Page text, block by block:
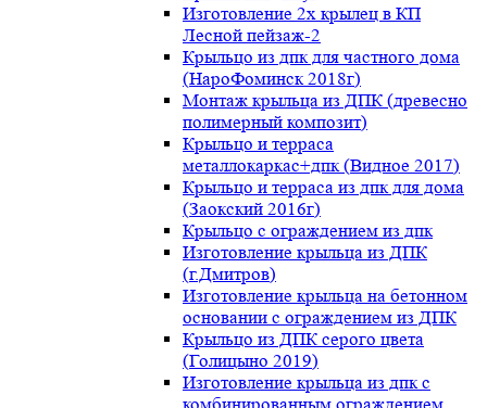
Изготовление 2х крылец в КП
Лесной пейзаж-2
Крыльцо из дпк для частного дома
(НароФоминск 2018г)
Монтаж крыльца из ДПК (древесно
полимерный композит)
Крыльцо и терраса
металлокаркас+дпк (Видное 2017)
Крыльцо и терраса из дпк для дома
(Заокский 2016г)
Крыльцо с ограждением из дпк
Изготовление крыльца из ДПК
(г.Дмитров)
Изготовление крыльца на бетонном
основании с ограждением из ДПК
Крыльцо из ДПК серого цвета
(Голицыно 2019)
Изготовление крыльца из дпк с